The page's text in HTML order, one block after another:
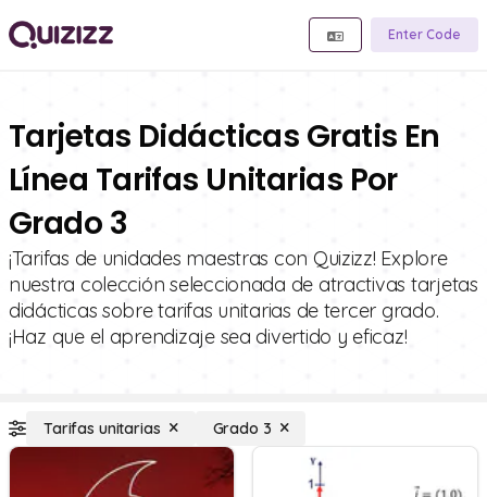
Enter Code
Tarjetas Didácticas Gratis En
Línea Tarifas Unitarias Por
Grado 3
¡Tarifas de unidades maestras con Quizizz! Explore
nuestra colección seleccionada de atractivas tarjetas
didácticas sobre tarifas unitarias de tercer grado.
¡Haz que el aprendizaje sea divertido y eficaz!
Tarifas unitarias Grado 3